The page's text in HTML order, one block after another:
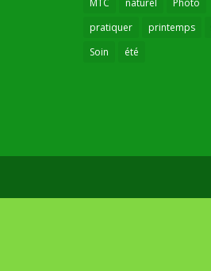
pratiquer
printemps
Soin
été